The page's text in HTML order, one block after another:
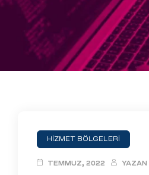
Aday
HİZMET BÖLGELERİ
TEMMUZ, 2022 YAZAN